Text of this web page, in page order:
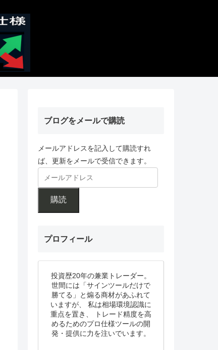
ブログをメールで購読
メールアドレスを記入して購読すれ
ば、更新をメールで受信できます。
購読
プロフィール
投資歴20年の兼業トレーダー。
世間には「サインツールだけで
勝てる」と煽る商材があふれて
いますが、 私は相場環境認識に
重点を置き、 トレード精度を高
めるためのプロ仕様ツールの開
発・提供に力を注いでいます。